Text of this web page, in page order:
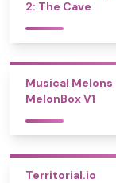
2: The Cave
Musical Melons
MelonBox V1
Territorial.io